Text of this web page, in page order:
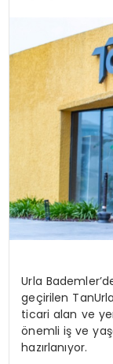
Urla
geçirilen
ticari alan ve
önemli iş ve
hazırlanıyor.